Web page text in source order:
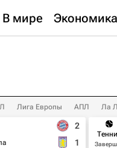
В мире Экономика
Лига Европы АПЛ Ла
2
1